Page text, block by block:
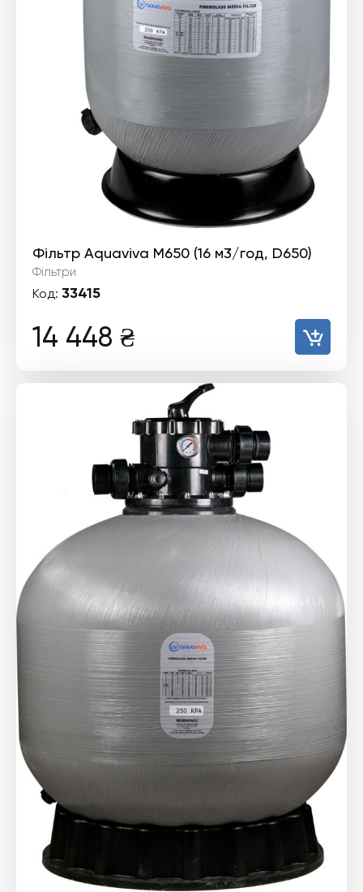
Фільтр Aquaviva M650 (16 м3/год, D650)
Фільтри
Код: 33415
14 448 ₴